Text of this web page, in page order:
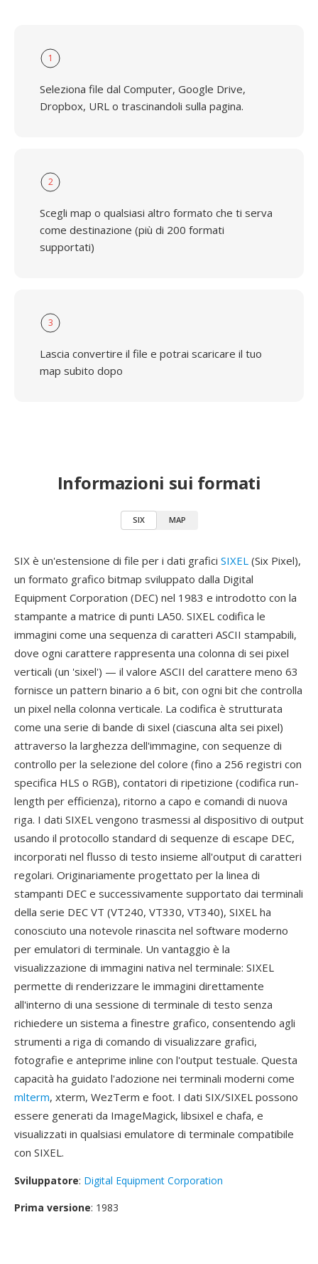
1
Seleziona file dal Computer, Google Drive,
Dropbox, URL o trascinandoli sulla pagina.
2
Scegli map o qualsiasi altro formato che ti serva
come destinazione (più di 200 formati
supportati)
3
Lascia convertire il file e potrai scaricare il tuo
map subito dopo
Informazioni sui formati
SIX MAP
SIX è un'estensione di file per i dati grafici SIXEL (Six Pixel),
un formato grafico bitmap sviluppato dalla Digital
Equipment Corporation (DEC) nel 1983 e introdotto con la
stampante a matrice di punti LA50. SIXEL codifica le
immagini come una sequenza di caratteri ASCII stampabili,
dove ogni carattere rappresenta una colonna di sei pixel
verticali (un 'sixel') — il valore ASCII del carattere meno 63
fornisce un pattern binario a 6 bit, con ogni bit che controlla
un pixel nella colonna verticale. La codifica è strutturata
come una serie di bande di sixel (ciascuna alta sei pixel)
attraverso la larghezza dell'immagine, con sequenze di
controllo per la selezione del colore (fino a 256 registri con
specifica HLS o RGB), contatori di ripetizione (codifica run-
length per efficienza), ritorno a capo e comandi di nuova
riga. I dati SIXEL vengono trasmessi al dispositivo di output
usando il protocollo standard di sequenze di escape DEC,
incorporati nel flusso di testo insieme all'output di caratteri
regolari. Originariamente progettato per la linea di
stampanti DEC e successivamente supportato dai terminali
della serie DEC VT (VT240, VT330, VT340), SIXEL ha
conosciuto una notevole rinascita nel software moderno
per emulatori di terminale. Un vantaggio è la
visualizzazione di immagini nativa nel terminale: SIXEL
permette di renderizzare le immagini direttamente
all'interno di una sessione di terminale di testo senza
richiedere un sistema a finestre grafico, consentendo agli
strumenti a riga di comando di visualizzare grafici,
fotografie e anteprime inline con l'output testuale. Questa
capacità ha guidato l'adozione nei terminali moderni come
mlterm, xterm, WezTerm e foot. I dati SIX/SIXEL possono
essere generati da ImageMagick, libsixel e chafa, e
visualizzati in qualsiasi emulatore di terminale compatibile
con SIXEL.
Sviluppatore: Digital Equipment Corporation
Prima versione: 1983